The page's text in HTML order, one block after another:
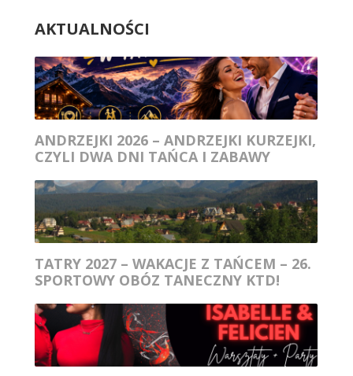
AKTUALNOŚCI
ANDRZEJKI 2026 – ANDRZEJKI KURZEJKI,
CZYLI DWA DNI TAŃCA I ZABAWY
TATRY 2027 – WAKACJE Z TAŃCEM – 26.
SPORTOWY OBÓZ TANECZNY KTD!